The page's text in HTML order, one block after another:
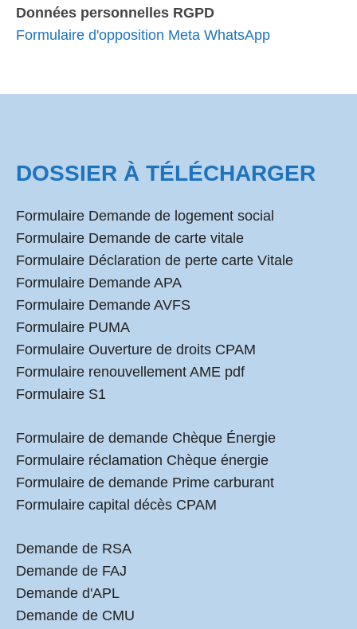
Données personnelles RGPD
Formulaire d'opposition Meta WhatsApp
DOSSIER À TÉLÉCHARGER
Formulaire Demande de logement social
Formulaire Demande de carte vitale
Formulaire Déclaration de perte carte Vitale
Formulaire Demande APA
Formulaire Demande AVFS
Formulaire PUMA
Formulaire Ouverture de droits CPAM
Formulaire renouvellement AME pdf
Formulaire S1
Formulaire de demande Chèque Énergie
Formulaire réclamation Chèque énergie
Formulaire de demande Prime carburant
Formulaire capital décès CPAM
Demande de RSA
Demande de FAJ
Demande d'APL
Demande de CMU